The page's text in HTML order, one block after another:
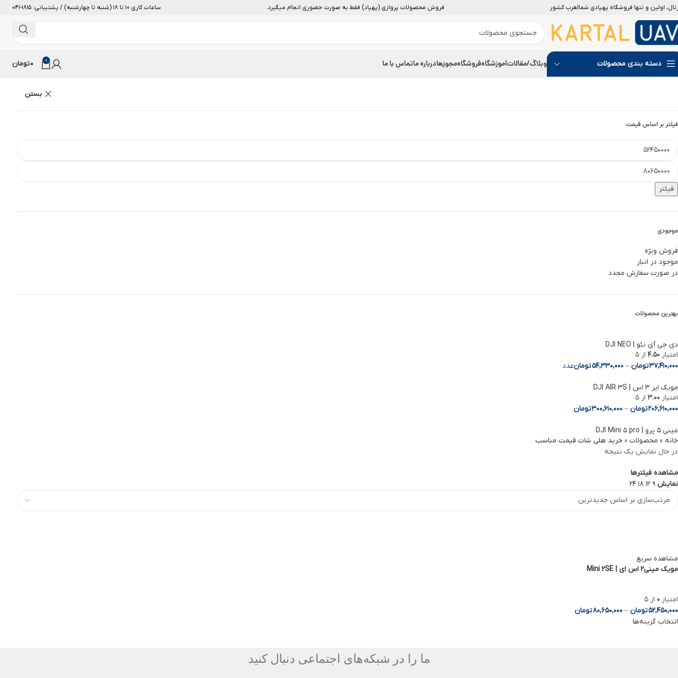
اولین و تنها فروشگاه پهپادی شمالغرب کشور فروش محصولات پروازی (پهپاد) فقط به صورت حضوری انجام میگیرد. ساعات کاری 10 تا 18 (شنبه تا چهارشنبه) / پشتیبانی: 1815-041
دسته بندی محصولات وبلاگ/مقالاتآموزشگاهفروشگاهمجوزهادرباره ماتماس با ما 0
0تومان
بستن
فیلتر بر اساس قیمت
فیلتر
موجودی
فروش ویژه
موجود در انبار
در صورت سفارش مجدد
بهترین محصولات
دی جی آی نئو | DJI NEO
امتیاز 4.50 از 5
37,410,000تومان –
54,330,000تومانعدد
مویک ایر 3 اس | DJI AIR 3S
امتیاز 3.00 از 5
206,610,000تومان –
300,610,000تومان
مینی ۵ پرو | DJI Mini ۵ pro
خانه » محصولات » خرید هلی شات قیمت مناسب
در حال نمایش یک نتیجه
مشاهده فیلترها
نمایش 9
12
18
24
جدید
مشاهده سریع
مویک مینی2 اس ای | Mini 2SE
امتیاز 0 از 5
52,450,000تومان –
80,650,000تومان
انتخاب گزینه‌ها
ما را در شبکه‌های اجتماعی دنبال کنید
Facebook
Instagram
linkedin
WhatsApp
Telegram